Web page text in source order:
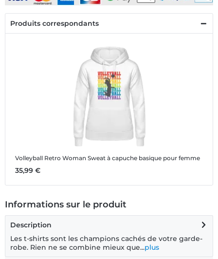
Produits correspondants
Volleyball Retro Woman Sweat à capuche basique pour femme
35,99 €
Informations sur le produit
Description
Les t-shirts sont les champions cachés de votre garde-
robe. Rien ne se combine mieux que...plus